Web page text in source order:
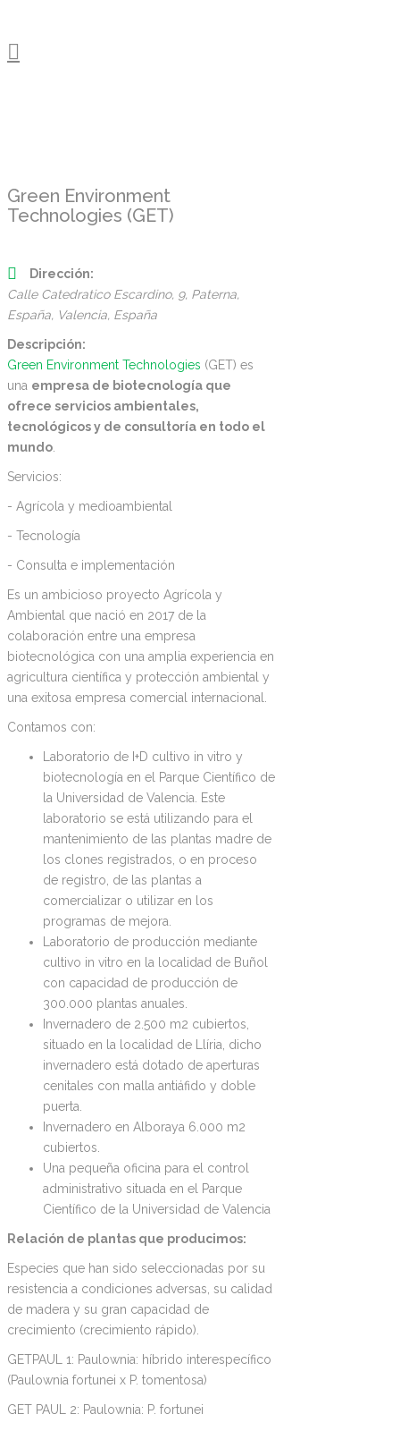
Green Environment
Technologies (GET)
Dirección:
Calle Catedratico Escardino, 9, Paterna,
España, Valencia, España
Descripción:
Green Environment Technologies (GET) es
una empresa de biotecnología que
ofrece servicios ambientales,
tecnológicos y de consultoría en todo el
mundo
Servicios:
- Agrícola y medioambiental
- Tecnología
- Consulta e implementación
Es un ambicioso proyecto Agrícola y
Ambiental que nació en 2017 de la
colaboración entre una empresa
biotecnológica con una amplia experiencia en
agricultura científica y protección ambiental y
una exitosa empresa comercial internacional.
Contamos con:
Laboratorio de I+D cultivo in vitro y
biotecnología en el Parque Científico de
la Universidad de Valencia. Este
laboratorio se está utilizando para el
mantenimiento de las plantas madre de
los clones registrados, o en proceso
de registro, de las plantas a
comercializar o utilizar en los
programas de mejora.
Laboratorio de producción mediante
cultivo in vitro en la localidad de Buñol
con capacidad de producción de
300.000 plantas anuales.
Invernadero de 2.500 m2 cubiertos,
situado en la localidad de Llíria, dicho
invernadero está dotado de aperturas
cenitales con malla antiáfido y doble
puerta.
Invernadero en Alboraya 6.000 m2
cubiertos.
Una pequeña oficina para el control
administrativo situada en el Parque
Científico de la Universidad de Valencia
Relación de plantas que producimos:
Especies que han sido seleccionadas por su
resistencia a condiciones adversas, su calidad
de madera y su gran capacidad de
crecimiento (crecimiento rápido).
GETPAUL 1: Paulownia: híbrido interespecífico
(Paulownia fortunei x P. tomentosa)
GET PAUL 2: Paulownia: P. fortunei